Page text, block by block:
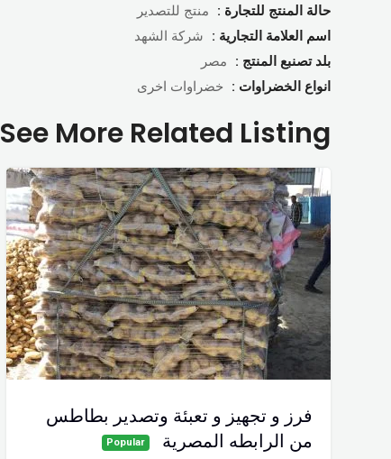
حالة المنتج للتجارة :
منتج للتصدير
اسم العلامة التجارية :
شركة الشهد
بلد تصنبع المنتج :
مصر
انواع الخضراوات :
خضراوات اخرى
See More Related Listing
فرز و تجهيز و تعبئة وتصدير بطاطس
من الرابطه المصرية
Popular